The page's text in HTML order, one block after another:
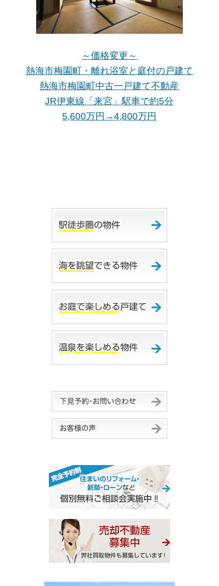
～価格変更～
熱海市梅園町・離れ浴室と庭付の戸建て
熱海市梅園町中古一戸建て不動産
JR伊東線「来宮」駅車で約5分
5,600万円→4,800万円